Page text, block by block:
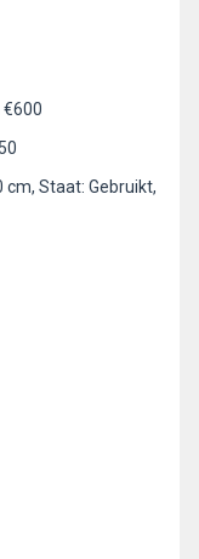
cm, Staat: Gebruikt,